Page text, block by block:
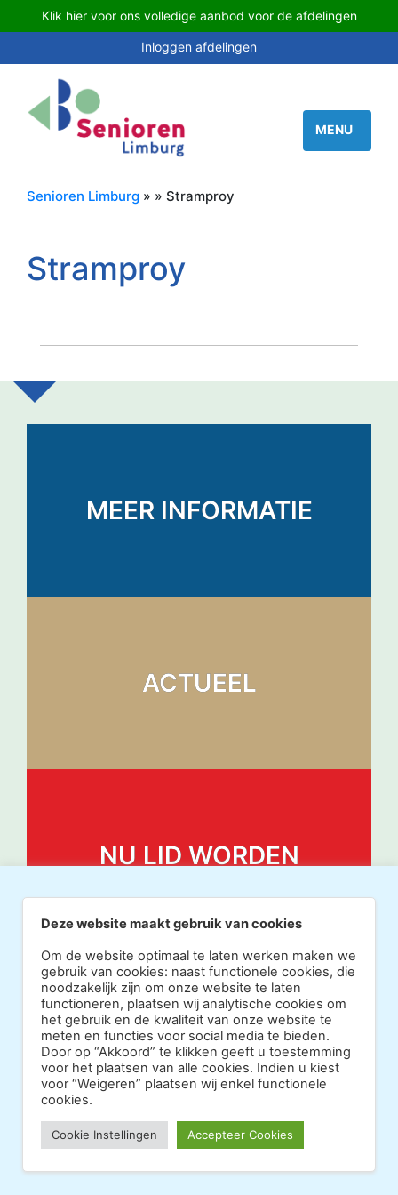
Klik hier voor ons volledige aanbod voor de afdelingen
Inloggen afdelingen
Senioren Limburg » » Stramproy
Stramproy
MEER INFORMATIE
ACTUEEL
NU LID WORDEN
Vormgeving Hoenenenvandooren
· ·
Deze website maakt gebruik van cookies
Om de website optimaal te laten werken maken we
gebruik van cookies: naast functionele cookies, die
noodzakelijk zijn om onze website te laten
functioneren, plaatsen wij analytische cookies om
het gebruik en de kwaliteit van onze website te
meten en functies voor social media te bieden.
Door op “Akkoord” te klikken geeft u toestemming
voor het plaatsen van alle cookies. Indien u kiest
voor “Weigeren” plaatsen wij enkel functionele
cookies.
Cookie Instellingen Accepteer Cookies